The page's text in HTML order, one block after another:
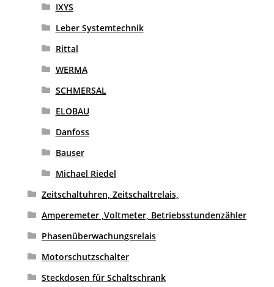
IXYS
Leber Systemtechnik
Rittal
WERMA
SCHMERSAL
ELOBAU
Danfoss
Bauser
Michael Riedel
Zeitschaltuhren, Zeitschaltrelais,
Amperemeter ,Voltmeter, Betriebsstundenzähler
Phasenüberwachungsrelais
Motorschutzschalter
Steckdosen für Schaltschrank